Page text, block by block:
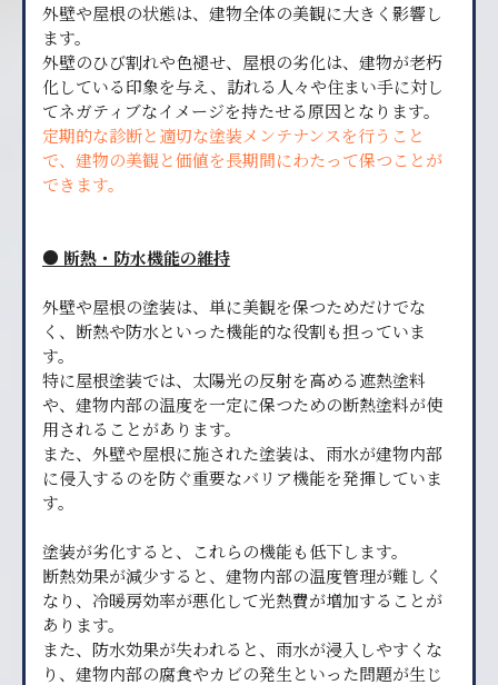
外壁や屋根の状態は、建物全体の美観に大きく影響し
ます。
外壁のひび割れや色褪せ、屋根の劣化は、建物が老朽
化している印象を与え、訪れる人々や住まい手に対し
てネガティブなイメージを持たせる原因となります。
定期的な診断と適切な塗装メンテナンスを行うこと
で、建物の美観と価値を長期間にわたって保つことが
できます。
● 断熱・防水機能の維持
外壁や屋根の塗装は、単に美観を保つためだけでな
く、断熱や防水といった機能的な役割も担っていま
す。
特に屋根塗装では、太陽光の反射を高める遮熱塗料
や、建物内部の温度を一定に保つための断熱塗料が使
用されることがあります。
また、外壁や屋根に施された塗装は、雨水が建物内部
に侵入するのを防ぐ重要なバリア機能を発揮していま
す。
塗装が劣化すると、これらの機能も低下します。
断熱効果が減少すると、建物内部の温度管理が難しく
なり、冷暖房効率が悪化して光熱費が増加することが
あります。
また、防水効果が失われると、雨水が浸入しやすくな
り、建物内部の腐食やカビの発生といった問題が生じ